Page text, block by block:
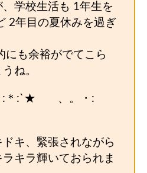
学校生活も 1年生を
2年目の夏休みを過ぎ
にも余裕がでてこら
ね。
:＊:`★ 、。・:
キ、緊張されながら
キラ輝いておられま